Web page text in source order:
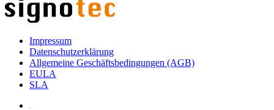
Impressum
Datenschutzerklärung
Allgemeine Geschäftsbedingungen (AGB)
EULA
SLA